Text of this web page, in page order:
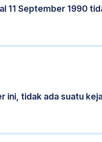
11 September 1990
ini, tidak ada suatu